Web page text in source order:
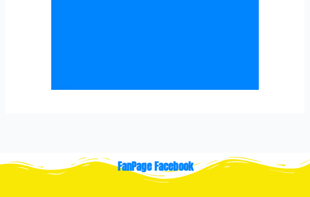
FanPage Facebook